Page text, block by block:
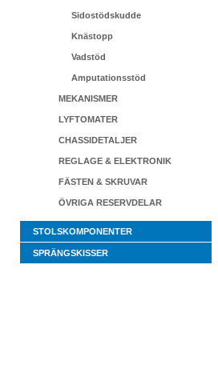
Sidostödskudde
Knästopp
Vadstöd
Amputationsstöd
MEKANISMER
LYFTOMATER
CHASSIDETALJER
REGLAGE & ELEKTRONIK
FÄSTEN & SKRUVAR
ÖVRIGA RESERVDELAR
STOLSKOMPONENTER
SPRÄNGSKISSER